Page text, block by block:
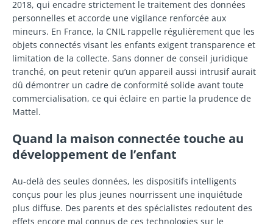
2018, qui encadre strictement le traitement des données
personnelles et accorde une vigilance renforcée aux
mineurs. En France, la CNIL rappelle régulièrement que les
objets connectés visant les enfants exigent transparence et
limitation de la collecte. Sans donner de conseil juridique
tranché, on peut retenir qu’un appareil aussi intrusif aurait
dû démontrer un cadre de conformité solide avant toute
commercialisation, ce qui éclaire en partie la prudence de
Mattel.
Quand la maison connectée touche au
développement de l’enfant
Au-delà des seules données, les dispositifs intelligents
conçus pour les plus jeunes nourrissent une inquiétude
plus diffuse. Des parents et des spécialistes redoutent des
effets encore mal connus de ces technologies sur le